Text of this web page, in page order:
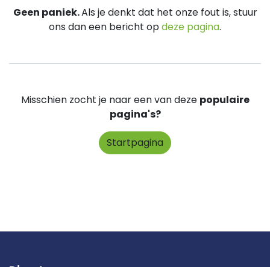
Geen paniek.Als je denkt dat het onze fout is, stuur
ons dan een bericht opdeze pagina.
Misschien zocht je naar een van deze populaire
pagina's?
Startpagina